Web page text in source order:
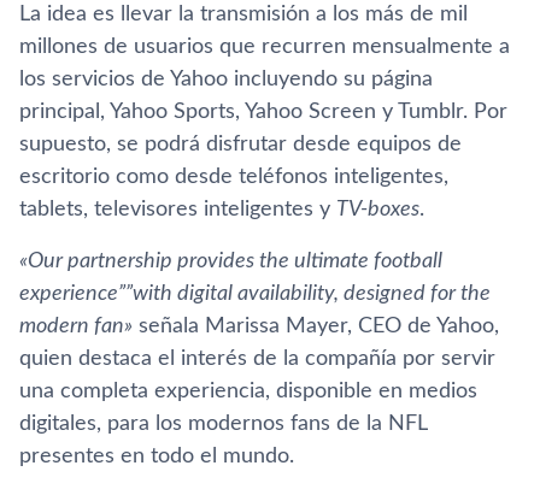
La idea es llevar la transmisión a los más de mil
millones de usuarios que recurren mensualmente a
los servicios de Yahoo incluyendo su página
principal, Yahoo Sports, Yahoo Screen y Tumblr. Por
supuesto, se podrá disfrutar desde equipos de
escritorio como desde teléfonos inteligentes,
tablets, televisores inteligentes y TV-boxes.
«Our partnership provides the ultimate football
experience””with digital availability, designed for the
modern fan» señala Marissa Mayer, CEO de Yahoo,
quien destaca el interés de la compañí­a por servir
una completa experiencia, disponible en medios
digitales, para los modernos fans de la NFL
presentes en todo el mundo.